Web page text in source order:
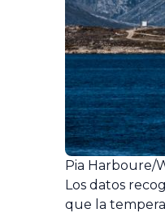
Pia Harboure/
Los datos
que la